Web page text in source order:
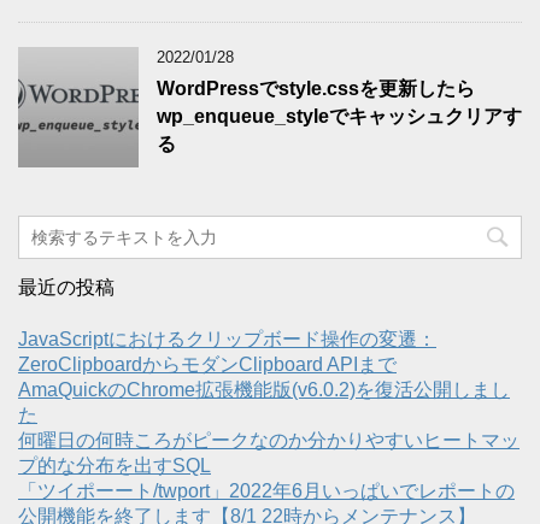
2022/01/28
WordPressでstyle.cssを更新したら
wp_enqueue_styleでキャッシュクリアす
る
最近の投稿
JavaScriptにおけるクリップボード操作の変遷：
ZeroClipboardからモダンClipboard APIまで
AmaQuickのChrome拡張機能版(v6.0.2)を復活公開しまし
た
何曜日の何時ころがピークなのか分かりやすいヒートマッ
プ的な分布を出すSQL
「ツイポーート/twport」2022年6月いっぱいでレポートの
公開機能を終了します【8/1 22時からメンテナンス】